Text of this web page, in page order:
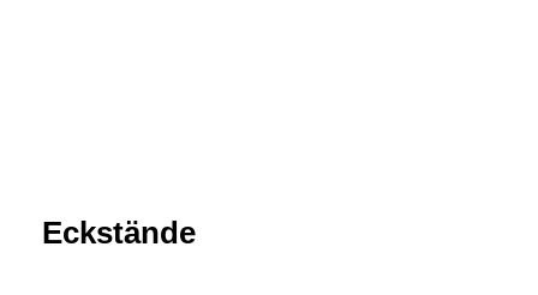
Eckstände